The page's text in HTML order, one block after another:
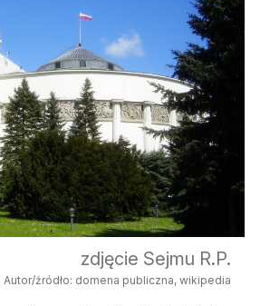
zdjęcie Sejmu R.P.
Autor/źródło: domena publiczna, wikipedia